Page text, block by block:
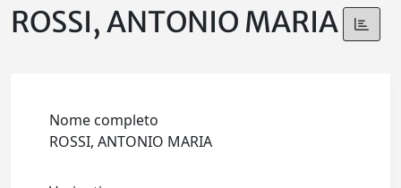
ROSSI, ANTONIO MARIA
Nome completo
ROSSI, ANTONIO MARIA